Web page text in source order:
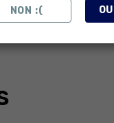
: les 200 000 tr/
NON :(